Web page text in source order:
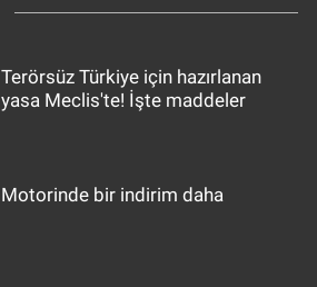
Terörsüz Türkiye için hazırlanan
yasa Meclis'te! İşte maddeler
Motorinde bir indirim daha